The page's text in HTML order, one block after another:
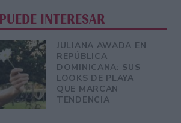
INTERESAR
JULIANA AWADA EN
REPÚBLICA
DOMINICANA: SUS
LOOKS DE PLAYA
QUE MARCAN
TENDENCIA